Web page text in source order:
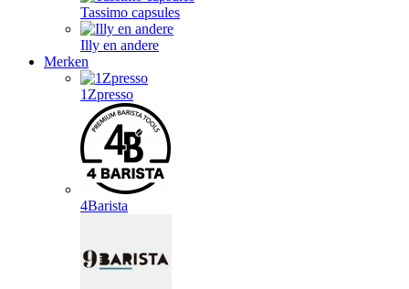
Tassimo capsules
Illy en andere
Merken
1Zpresso
4Barista